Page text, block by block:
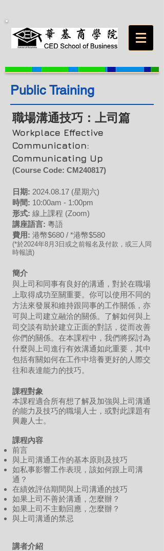
Public Training
職場溝通技巧：上司篇
Workplace Effective
Communication:
Communicating Up
(Course Code: CM240817)
日期: 2024.08.17 (星期六)
時間: 10:00am - 1:00pm
形式: 線上課程 (Zoom)
講座語言: 粵語
費用: 港幣$680 / *港幣$580
(*於2024年8月3日或之前報名及付款，或三人同
時報讀)
簡介
與上司和同事有良好的溝通，對於在職場
上取得成功至關重要。你可以使用不同的
方法來發展和維持跟同事的工作關係，亦
可與上司建立融洽的關係。了解如何與上
司交談有助於建立正面的對話，從而改善
你們的關係。在本課程中，我們將探討為
什麼與上司進行有效溝通如此重要，其中
包括有關如何在工作中培養更好的人際交
往和表達能力的技巧。
課程對象
本課程適合所有想了解及加強與上司溝通
的能力及技巧的職場人士，或對此課題有
興趣人士。
課程內容
前言
與上司溝通工作的基本原則及技巧
如私事影響工作表現，該如何跟上司溝
通？
在績效評估期間與上司溝通的技巧
如果上司不善於溝通，怎麼辦？
如果上司不主動回應，怎麼辦？
與上司溝通的禁忌
講者介紹